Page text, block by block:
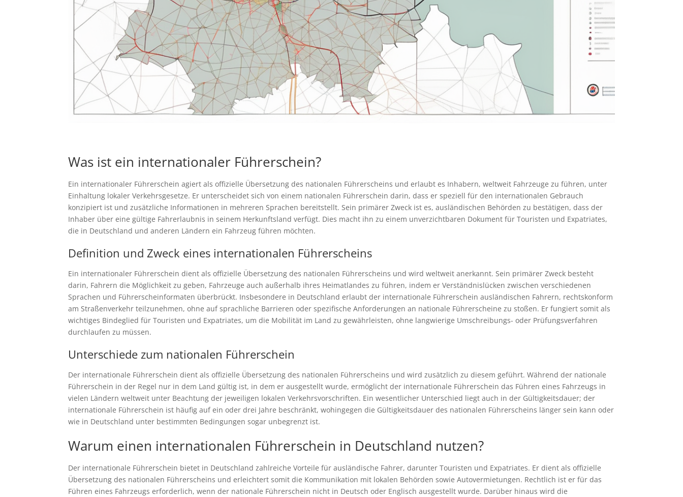
Was ist ein internationaler Führerschein?
Ein internationaler Führerschein agiert als offizielle Übersetzung des nationalen Führerscheins und erlaubt es Inhabern, weltweit Fahrzeuge zu führen, unter
Einhaltung lokaler Verkehrsgesetze. Er unterscheidet sich von einem nationalen Führerschein darin, dass er speziell für den internationalen Gebrauch
konzipiert ist und zusätzliche Informationen in mehreren Sprachen bereitstellt. Sein primärer Zweck ist es, ausländischen Behörden zu bestätigen, dass der
Inhaber über eine gültige Fahrerlaubnis in seinem Herkunftsland verfügt. Dies macht ihn zu einem unverzichtbaren Dokument für Touristen und Expatriates,
die in Deutschland und anderen Ländern ein Fahrzeug führen möchten.
Definition und Zweck eines internationalen Führerscheins
Ein internationaler Führerschein dient als offizielle Übersetzung des nationalen Führerscheins und wird weltweit anerkannt. Sein primärer Zweck besteht
darin, Fahrern die Möglichkeit zu geben, Fahrzeuge auch außerhalb ihres Heimatlandes zu führen, indem er Verständnislücken zwischen verschiedenen
Sprachen und Führerscheinformaten überbrückt. Insbesondere in Deutschland erlaubt der internationale Führerschein ausländischen Fahrern, rechtskonform
am Straßenverkehr teilzunehmen, ohne auf sprachliche Barrieren oder spezifische Anforderungen an nationale Führerscheine zu stoßen. Er fungiert somit als
wichtiges Bindeglied für Touristen und Expatriates, um die Mobilität im Land zu gewährleisten, ohne langwierige Umschreibungs- oder Prüfungsverfahren
durchlaufen zu müssen.
Unterschiede zum nationalen Führerschein
Der internationale Führerschein dient als offizielle Übersetzung des nationalen Führerscheins und wird zusätzlich zu diesem geführt. Während der nationale
Führerschein in der Regel nur in dem Land gültig ist, in dem er ausgestellt wurde, ermöglicht der internationale Führerschein das Führen eines Fahrzeugs in
vielen Ländern weltweit unter Beachtung der jeweiligen lokalen Verkehrsvorschriften. Ein wesentlicher Unterschied liegt auch in der Gültigkeitsdauer; der
internationale Führerschein ist häufig auf ein oder drei Jahre beschränkt, wohingegen die Gültigkeitsdauer des nationalen Führerscheins länger sein kann oder
wie in Deutschland unter bestimmten Bedingungen sogar unbegrenzt ist.
Warum einen internationalen Führerschein in Deutschland nutzen?
Der internationale Führerschein bietet in Deutschland zahlreiche Vorteile für ausländische Fahrer, darunter Touristen und Expatriates. Er dient als offizielle
Übersetzung des nationalen Führerscheins und erleichtert somit die Kommunikation mit lokalen Behörden sowie Autovermietungen. Rechtlich ist er für das
Führen eines Fahrzeugs erforderlich, wenn der nationale Führerschein nicht in Deutsch oder Englisch ausgestellt wurde. Darüber hinaus wird die